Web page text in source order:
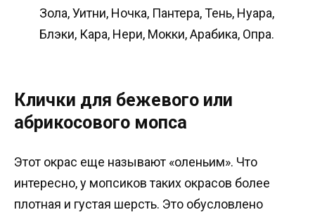
Зола, Уитни, Ночка, Пантера, Тень, Нуара,
Блэки, Кара, Нери, Мокки, Арабика, Опра.
Клички для бежевого или
абрикосового мопса
Этот окрас еще называют «оленьим». Что
интересно, у мопсиков таких окрасов более
плотная и густая шерсть. Это обусловлено